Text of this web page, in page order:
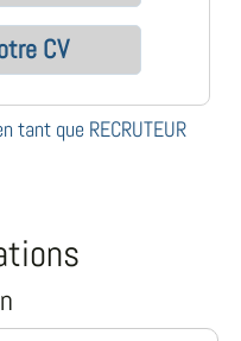
CV
tant que RECRUTEUR